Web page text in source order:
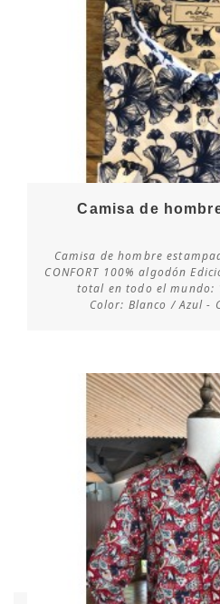
Consultar
Camisa de
Camisa de hombre
CONFORT 100% algodón
total en todo el mundo:
Color: Blanco / Azul -